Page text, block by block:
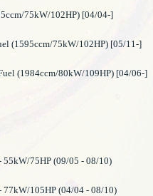
75kW/102HP) [04/04-]
(1595ccm/75kW/102HP) [05/11-]
(1984ccm/80kW/109HP) [04/06-]
75HP (09/05 - 08/10)
105HP (04/04 - 08/10)